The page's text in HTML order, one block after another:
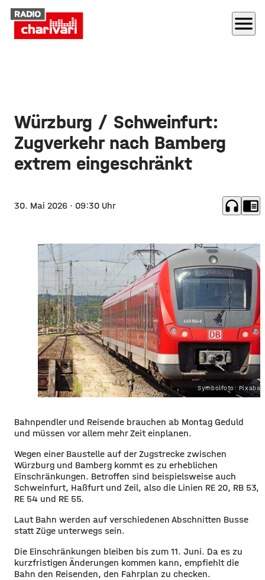
menu
Würzburg / Schweinfurt:
Zugverkehr nach Bamberg
extrem eingeschränkt
30. Mai 2026 · 09:30 Uhr headphones chrome_reader_mode
Symbolfoto:
Bahnpendler und Reisende brauchen ab Montag Geduld
und müssen vor allem mehr Zeit einplanen.
Wegen einer Baustelle auf der Zugstrecke zwischen
Würzburg und Bamberg kommt es zu erheblichen
Einschränkungen. Betroffen sind beispielsweise auch
Schweinfurt, Haßfurt und Zeil, also die Linien RE 20, RB 53,
RE 54 und RE 55.
Laut Bahn werden auf verschiedenen Abschnitten Busse
statt Züge unterwegs sein.
Die Einschränkungen bleiben bis zum 11. Juni. Da es zu
kurzfristigen Änderungen kommen kann, empfiehlt die
Bahn den Reisenden, den Fahrplan zu checken.